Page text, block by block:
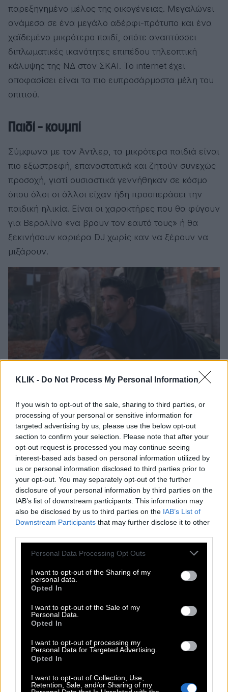
KLIK - Do Not Process My Personal Information
If you wish to opt-out of the sale, sharing to third parties, or
processing of your personal or sensitive information for
targeted advertising by us, please use the below opt-out
section to confirm your selection. Please note that after your
opt-out request is processed you may continue seeing
interest-based ads based on personal information utilized by
us or personal information disclosed to third parties prior to
your opt-out. You may separately opt-out of the further
disclosure of your personal information by third parties on the
IAB’s list of downstream participants. This information may
also be disclosed by us to third parties on the IAB’s List of
Downstream Participants that may further disclose it to other
Please note that this website/app uses one or more Google
not limited to your visit or usage behaviour. You may click to
grant or deny consent to Google and its third-party tags to
use your data for below specified purposes in below Google
consent section.
Personal Data Processing Opt Outs
I want to opt-out of the Sharing of my
personal data.
Opted In
I want to opt-out of the Sale of my
Personal Data.
Opted In
I want to opt-out of processing my
Personal Data for Targeted Advertising.
Opted In
I want to opt-out of Collection, Use,
Retention, Sale, and/or Sharing of my
παρεξηγημένο μέλος της οικογένειας. Μεγαλώνει
ανάμεσα σε ένα μεγάλο αδέρφι-πρότυπο και ένα
χαϊδεμένο μικρότερο παιδί, οπότε αναπτύσσει
διπλωματικές ικανότητες επιπέδου τηλεοπτική
κάλυψης της ΝΔ στον ΣΚΑΙ. Το internet έχει
αποφασίσει είναι τα πιο ευπροσάρμοστα μέλη του
σπιτιού.
Παιδί – κουμπί
Σύμφωνα με τον Άντλερ, τα μικρότερα παιδιά είναι
πιο εξωστρεφή, επαναστατικά και ζητούν συνεχώς
προσοχή, γιατί ουσιαστικά γεννήθηκαν σε κόσμο
όπου όλοι οι άλλοι είχαν ήδη προσπεράσει την
παιδική ηλικία. Είναι οι χαρακτήρες που θα φύγουν
για Βερολίνο «να βρουν τον εαυτό τους» ή θα
ξεκινήσουν καριέρα DJ χωρίς καν να ξέρουν να
μιξάρουν.
Το dating trend
Το διαδίκτυο, φυσικά, πήρε τη θεωρία και την
έκανε ένα συμμαζεμένο και «ευκολοχώνευτο» σετ
«κανόνων». Στο TikTok κυκλοφορούν αμέτρητα
βίντεο που αναλύουν ποιος συνδιασμός λειτουργεί
καλύτερα ερωτικά. Η πιο διαδεδομένη άποψη είναι
πωςτα πρώτα παιδιά ταιριάζουν περισσότερο
με τα τελευταία, γιατί ο ένας τείνει από φυσικού
του να οργανώνει τη ζωή και ο άλλος απλώς να
εμφανίζεται όμορφος και χωρίς άγχος.
Οι πιο «δύσκολοι» συνδυασμοί
Σύμφωνα με τους ειδικούς, δύο πρωτότοκα
παιδιάσε σχέση μπορεί να συγκρούονται πιο
εύκολα, γιατί και οι δύο έχουν συνηθίσει να
παίρνουν τον έλεγχο. Με λίγα λόγια, κανείς δεν
αποφασίσουν πού θα φάνε. Το ίδιο συμβαίνει